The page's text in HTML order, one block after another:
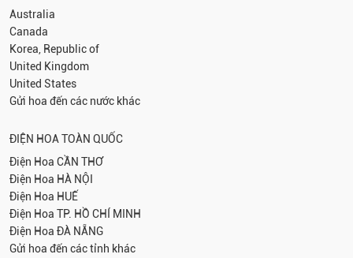
Australia
Canada
Korea, Republic of
United Kingdom
United States
Gửi hoa đến các nước khác
ĐIỆN HOA TOÀN QUỐC
Điện Hoa CẦN THƠ
Điện Hoa HÀ NỘI
Điện Hoa HUẾ
Điện Hoa TP. HỒ CHÍ MINH
Điện Hoa ĐÀ NẴNG
Gửi hoa đến các tỉnh khác